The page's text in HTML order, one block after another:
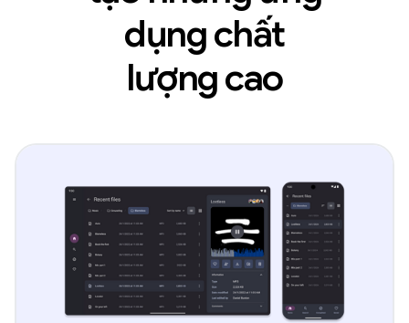
dụng chất
lượng cao